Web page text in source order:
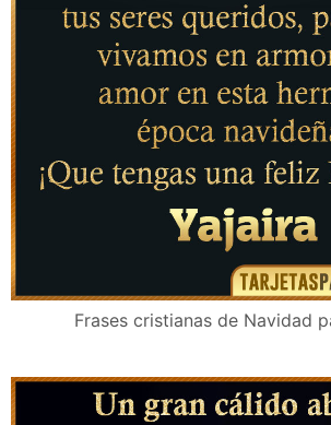
Frases cristianas de Navidad